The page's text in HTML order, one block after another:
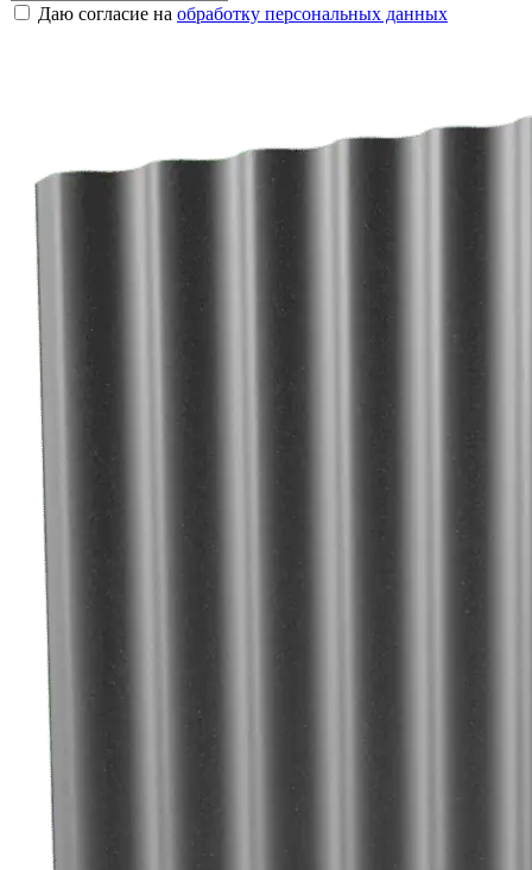
Даю согласие на обработку персональных данных